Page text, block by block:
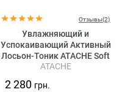
Отзывы(2)
Увлажняющий и
Успокаивающий Активный
Лосьон-Тоник ATACHE Soft
Derm Aqua Defense
ATACHE
2 280 грн.